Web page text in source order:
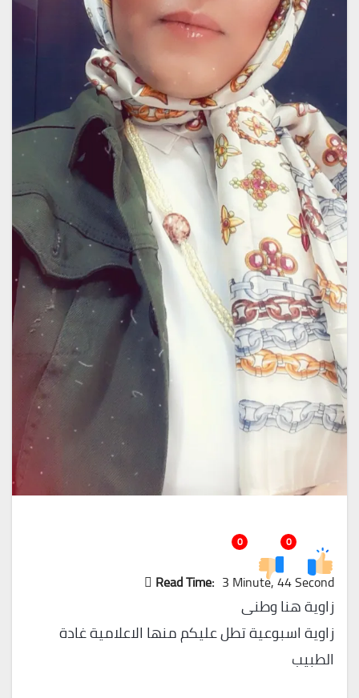
0
0
Read Time: 3 Minute, 44 Second
زاوية هنا وطنى
زاوية اسبوعية تطل عليكم منها الاعلامية غادة
الطبيب